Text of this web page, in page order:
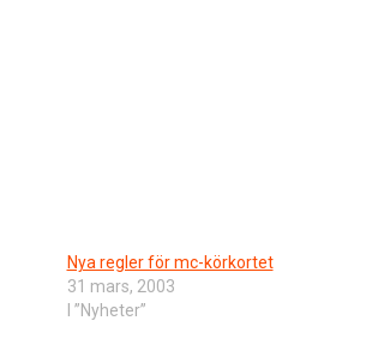
Nya regler för mc-körkortet
31 mars, 2003
I ”Nyheter”